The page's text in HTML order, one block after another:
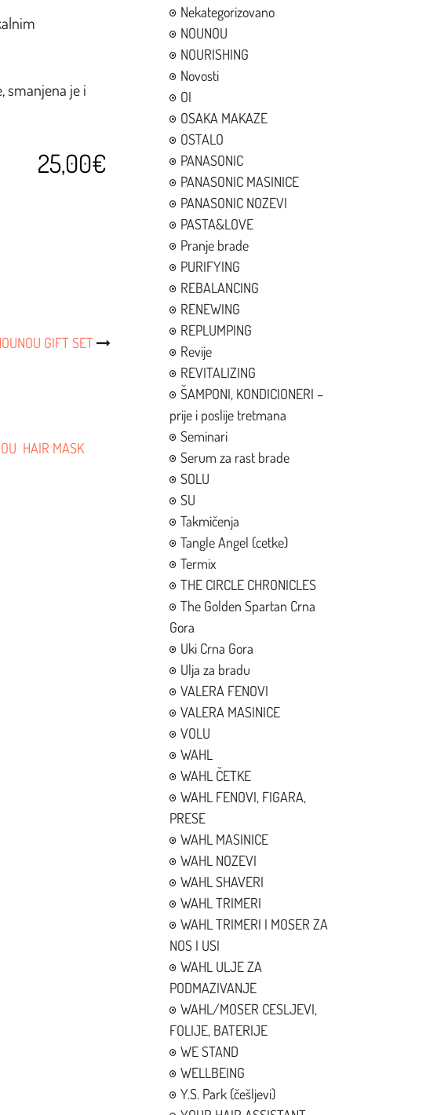
smanjena je i
25,00€
GIFT SET
HAIR MASK
Nekategorizovano
NOUNOU
NOURISHING
Novosti
OI
OSAKA MAKAZE
OSTALO
PANASONIC
PANASONIC MASINICE
PANASONIC NOZEVI
PASTA&LOVE
Pranje brade
PURIFYING
REBALANCING
RENEWING
REPLUMPING
Revije
REVITALIZING
ŠAMPONI, KONDICIONERI –
prije i poslije tretmana
Seminari
Serum za rast brade
SOLU
SU
Takmičenja
Tangle Angel (cetke)
Termix
THE CIRCLE CHRONICLES
The Golden Spartan Crna
Gora
Uki Crna Gora
Ulja za bradu
VALERA FENOVI
VALERA MASINICE
VOLU
WAHL
WAHL ČETKE
WAHL FENOVI, FIGARA,
PRESE
WAHL MASINICE
WAHL NOZEVI
WAHL SHAVERI
WAHL TRIMERI
WAHL TRIMERI I MOSER ZA
NOS I USI
WAHL ULJE ZA
PODMAZIVANJE
WAHL/MOSER CESLJEVI,
FOLIJE, BATERIJE
WE STAND
WELLBEING
Y.S. Park (češljevi)